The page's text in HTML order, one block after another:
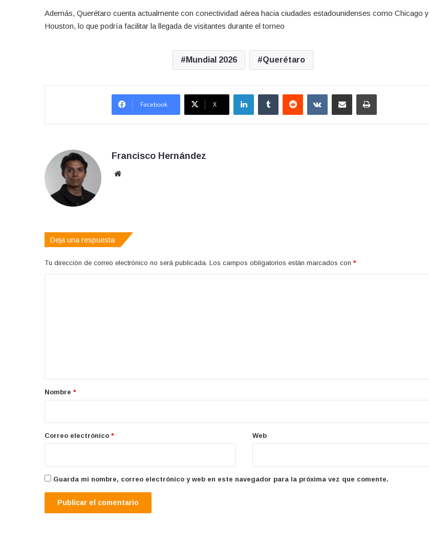
Además, Querétaro cuenta actualmente con conectividad aérea hacia ciudades estadounidenses como Chicago y
Houston, lo que podría facilitar la llegada de visitantes durante el torneo
Mundial 2026 Querétaro
Facebook X
LinkedInTumblr Reddit VKontakteCompartir por correo electrónicoImprimir
Francisco Hernández
Deja una respuesta
Tu dirección de correo electrónico no será publicada. Los campos obligatorios están marcados con *
r
*
Nombre *
Correo electrónico * Web
Guarda mi nombre, correo electrónico y web en este navegador para la próxima vez que comente.